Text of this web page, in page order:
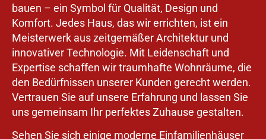
bauen – ein Symbol für Qualität, Design und
Komfort. Jedes Haus, das wir errichten, ist ein
Meisterwerk aus zeitgemäßer Architektur und
innovativer Technologie. Mit Leidenschaft und
Expertise schaffen wir traumhafte Wohnräume, die
den Bedürfnissen unserer Kunden gerecht werden.
Vertrauen Sie auf unsere Erfahrung und lassen Sie
uns gemeinsam Ihr perfektes Zuhause gestalten.
Sehen Sie sich einige moderne Einfamilienhäuser